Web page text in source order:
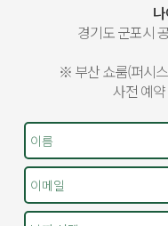
경기도 군포시
※ 부산 쇼룸(퍼시
사전 예